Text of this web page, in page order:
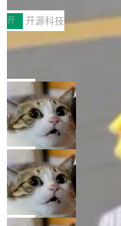
常维护操作，并完整支持
村国家自主创新示范区会
由中关村智联软件服务业
“智构可信·质创未来
式”为主题，直面AI从实
的核心质量命题。会上
工具选型手册》发布，
nt智能测试系统入选AI测
O而言，这提示了一个转
工具升级为企业的质量
现实 过去两年，CIO们
一是如何让大模型和智能
向生产，二是如何让测
开 开源科技
让非法状态不可表示：
有一种东西，一旦用过
eev 管它叫"软件设计的
鲜——代数数据类型（
（sum type）。但他说清
型系统的学术体操，是
章从一个简单的例子切
设置，如果用布尔值 +
ean 表示是否可切换，
色方案、深色方案——会
合。方案缺了、配置冲
局
Cloudflare 开源内部企
dflare OS
Cloudflare 发布了一个
S。如果你只看官方博客
个"AI 知识库 + 聊天机
做，没什么新鲜的。 但
r 上把事情说清楚了：
re OS，一个带连接器的
局
Deno 团队开源 Celld
布式 Durable Objects
Ryan Dahl 领导的
目 Celld，一个能在自己